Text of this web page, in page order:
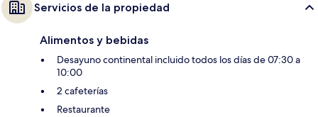
Servicios de la propiedad
Alimentos y bebidas
Desayuno continental incluido todos los días de 07:30 a
10:00
2 cafeterías
Restaurante